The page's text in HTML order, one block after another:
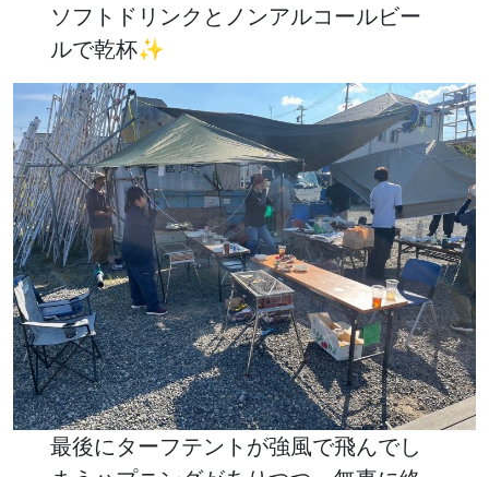
ソフトドリンクとノンアルコールビー
ルで乾杯✨
最後にターフテントが強風で飛んでし